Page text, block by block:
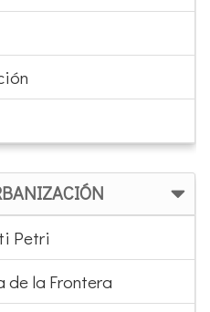
Petri
la Frontera